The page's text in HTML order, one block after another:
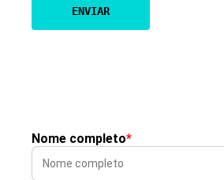
Nome completo*